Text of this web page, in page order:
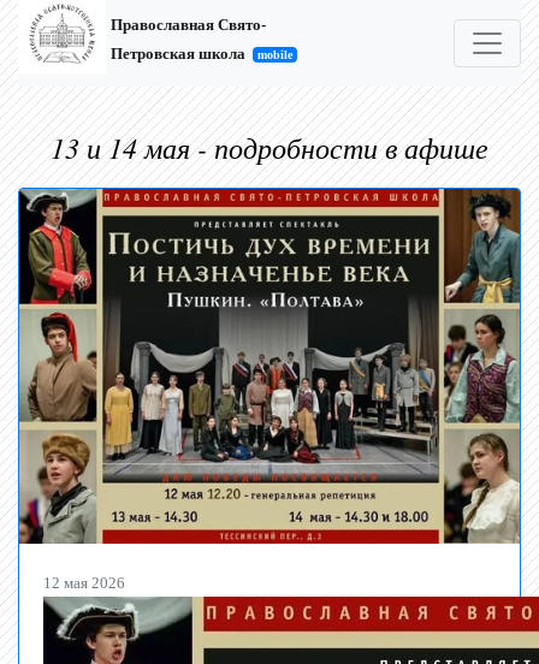
Православная Свято-
Петровская школа mobile
13 и 14 мая - подробности в афише
12 мая 2026